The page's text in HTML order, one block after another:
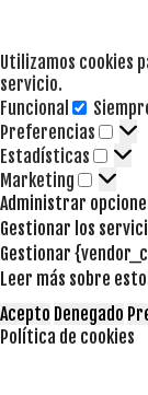
Utilizamos cookies
servicio.
Funcional
Preferencias
Estadísticas
Marketing
Administrar
Gestionar los
Gestionar
Leer más sobre
Acepto Denegado
Política de cookies